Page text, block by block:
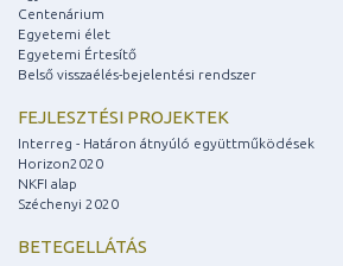
Centenárium
Egyetemi élet
Egyetemi Értesítő
Belső visszaélés-bejelentési rendszer
FEJLESZTÉSI PROJEKTEK
Interreg - Határon átnyúló együttműködések
Horizon2020
NKFI alap
Széchenyi 2020
BETEGELLÁTÁS